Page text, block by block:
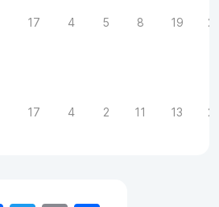
17 4 5 8 19
17 4 2 11 13